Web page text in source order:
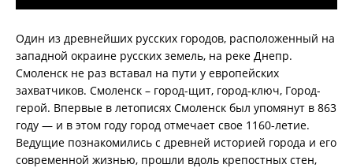
Один из древнейших русских городов, расположенный на
западной окраине русских земель, на реке Днепр.
Смоленск не раз вставал на пути у европейских
захватчиков. Смоленск – город-щит, город-ключ, Город-
герой. Впервые в летописях Смоленск был упомянут в 863
году — и в этом году город отмечает свое 1160-летие.
Ведущие познакомились с древней историей города и его
современной жизнью, прошли вдоль крепостных стен,